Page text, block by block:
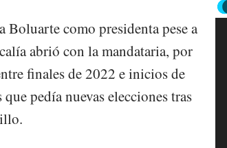
Boluarte como presidenta pese a
abrió con la mandataria, por
finales de 2022 e inicios de
pedía nuevas elecciones tras